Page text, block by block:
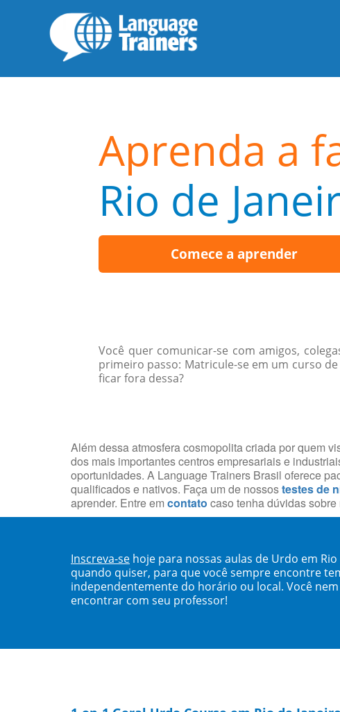
Aprenda a
Rio de
Comece a aprender
Você quer comunicar-se com amigos,
primeiro passo: Matricule-se em um curso
ficar fora dessa?
Além dessa atmosfera cosmopolita criada por quem
dos mais importantes centros empresariais e
oportunidades. A Language Trainers Brasil oferece
qualificados e nativos. Faça um de nossostestes de
aprender. Entre em contato caso tenha dúvidas
Inscreva-se hoje para nossas aulas de Urdo em
quando quiser, para que você sempre encontre
independentemente do horário ou local. Você
encontrar com seu professor!